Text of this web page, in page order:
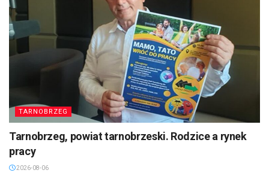
TARNOBRZEG
Tarnobrzeg, powiat tarnobrzeski. Rodzice a rynek
pracy
2026-08-06